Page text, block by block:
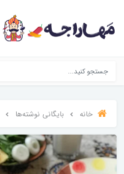
خانه بایگانی نوشته‌ها